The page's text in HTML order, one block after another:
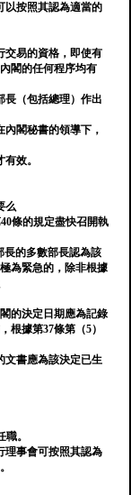
以按照其認為適當的
交易的資格，即使有
閣的任何程序均有
長（包括總理）作出
內閣秘書的領導下，
效。
么
條的規定盡快召開執
長的多數部長認為該
為緊急的，除非根據
的決定日期應為記錄
根據第37條第（5）
文書應為該決定已生
。
理事會可按照其認為